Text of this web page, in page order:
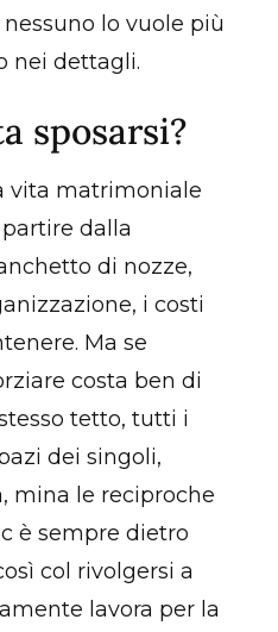
lo vuole più
nei dettagli.
sposarsi?
vita matrimoniale
dalla
di nozze,
i costi
Ma se
costa ben di
tetto, tutti i
dei singoli,
mina le reciproche
è sempre dietro
col rivolgersi a
lavora per la